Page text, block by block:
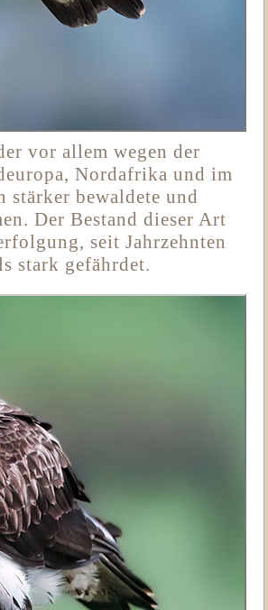
vor allem wegen der
Nordafrika und im
stärker bewaldete und
Der Bestand dieser Art
seit Jahrzehnten
stark gefährdet.